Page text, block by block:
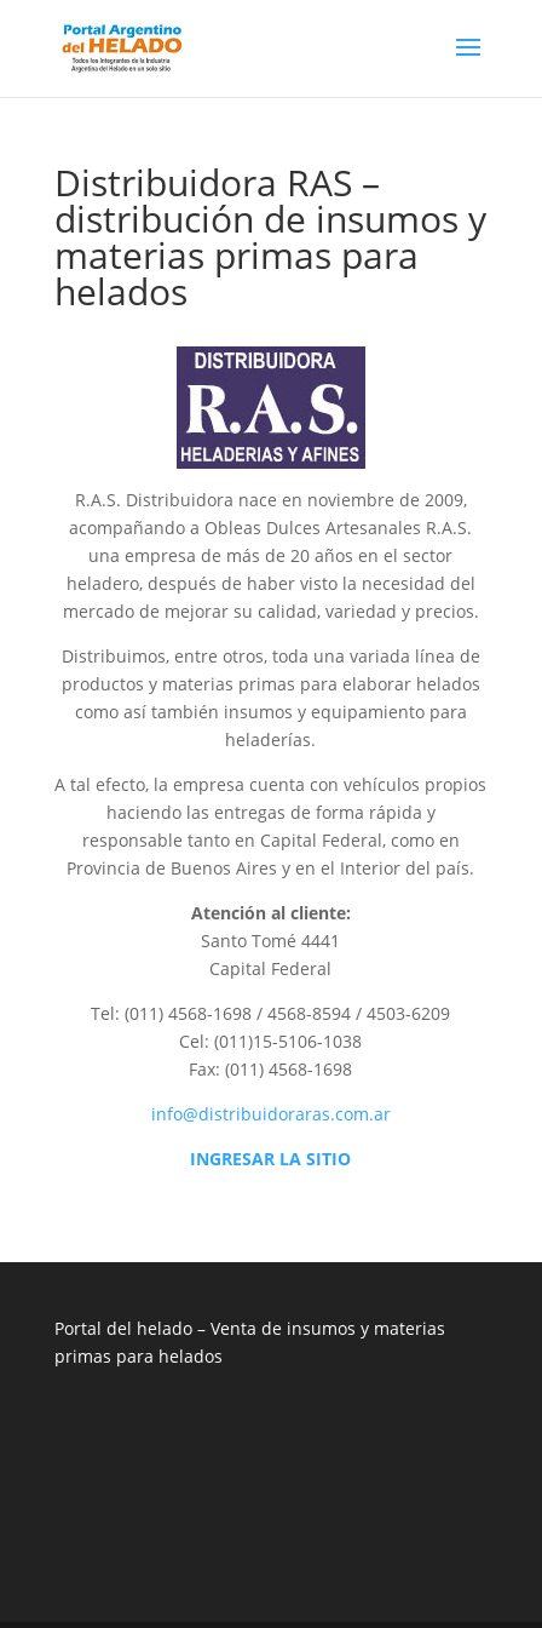
Distribuidora RAS –
distribución de insumos y
materias primas para
helados
R.A.S. Distribuidora nace en noviembre de 2009,
acompañando a Obleas Dulces Artesanales R.A.S.
una empresa de más de 20 años en el sector
heladero, después de haber visto la necesidad del
mercado de mejorar su calidad, variedad y precios.
Distribuimos, entre otros, toda una variada línea de
productos y materias primas para elaborar helados
como así también insumos y equipamiento para
heladerías.
A tal efecto, la empresa cuenta con vehículos propios
haciendo las entregas de forma rápida y
responsable tanto en Capital Federal, como en
Provincia de Buenos Aires y en el Interior del país.
Atención al cliente:
Santo Tomé 4441
Capital Federal
Tel: (011) 4568-1698 / 4568-8594 / 4503-6209
Cel: (011)15-5106-1038
Fax: (011) 4568-1698
info@distribuidoraras.com.ar
INGRESAR LA SITIO
Portal del helado – Venta de insumos y materias
primas para helados